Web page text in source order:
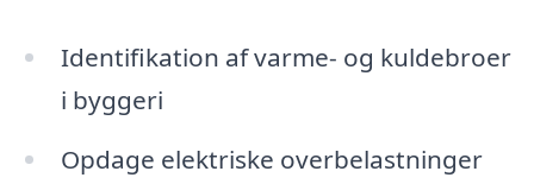
Identifikation af varme- og kuldebroer
i byggeri
Opdage elektriske overbelastninger